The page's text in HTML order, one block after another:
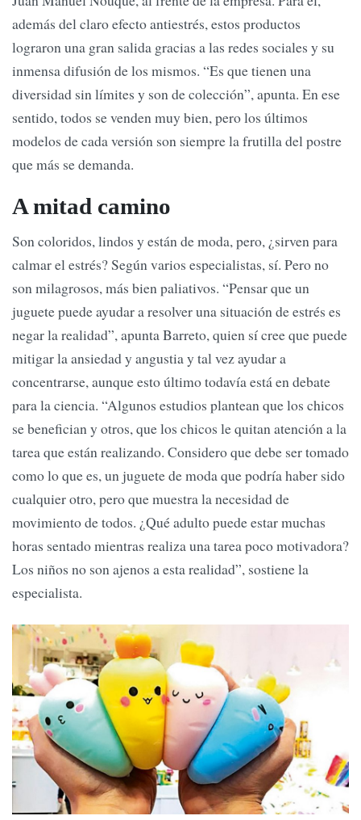
además del claro efecto antiestrés, estos productos
lograron una gran salida gracias a las redes sociales y su
inmensa difusión de los mismos. “Es que tienen una
diversidad sin límites y son de colección”, apunta. En ese
sentido, todos se venden muy bien, pero los últimos
modelos de cada versión son siempre la frutilla del postre
que más se demanda.
A mitad camino
Son coloridos, lindos y están de moda, pero, ¿sirven para
calmar el estrés? Según varios especialistas, sí. Pero no
son milagrosos, más bien paliativos. “Pensar que un
juguete puede ayudar a resolver una situación de estrés es
negar la realidad”, apunta Barreto, quien sí cree que puede
mitigar la ansiedad y angustia y tal vez ayudar a
concentrarse, aunque esto último todavía está en debate
para la ciencia. “Algunos estudios plantean que los chicos
se benefician y otros, que los chicos le quitan atención a la
tarea que están realizando. Considero que debe ser tomado
como lo que es, un juguete de moda que podría haber sido
cualquier otro, pero que muestra la necesidad de
movimiento de todos. ¿Qué adulto puede estar muchas
horas sentado mientras realiza una tarea poco motivadora?
Los niños no son ajenos a esta realidad”, sostiene la
especialista.